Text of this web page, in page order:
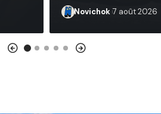
Novichok 7 août 2026